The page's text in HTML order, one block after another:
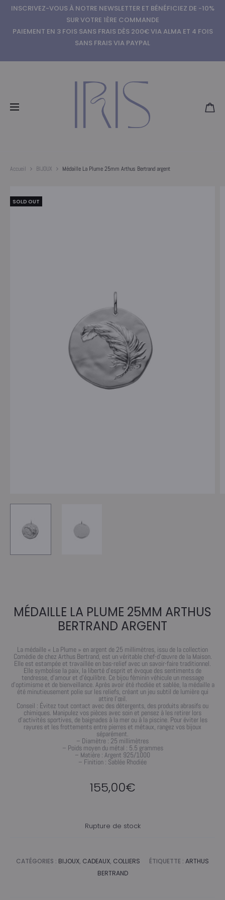
INSCRIVEZ-VOUS À NOTRE NEWSLETTER ET BÉNÉFICIEZ DE -10%
SUR VOTRE 1ÈRE COMMANDE
PAIEMENT EN 3 FOIS SANS FRAIS DÈS 200€ VIA ALMA ET 4 FOIS
SANS FRAIS VIA PAYPAL
Accueil BIJOUX Médaille La Plume 25mm Arthus Bertrand argent
SOLD OUT
MÉDAILLE LA PLUME 25MM ARTHUS
BERTRAND ARGENT
La médaille « La Plume » en argent de 25 millimètres, issu de la collection
Comédie de chez Arthus Bertrand, est un véritable chef-d’œuvre de la Maison.
Elle est estampée et travaillée en bas-relief avec un savoir-faire traditionnel.
Elle symbolise la paix, la liberté d’esprit et évoque des sentiments de
tendresse, d’amour et d’équilibre. Ce bijou féminin véhicule un message
d’optimisme et de bienveillance. Après avoir été rhodiée et sablée, la médaille a
été minutieusement polie sur les reliefs, créant un jeu subtil de lumière qui
attire l’œil.
Conseil : Évitez tout contact avec des détergents, des produits abrasifs ou
chimiques. Manipulez vos pièces avec soin et pensez à les retirer lors
d’activités sportives, de baignades à la mer ou à la piscine. Pour éviter les
rayures et les frottements entre pierres et métaux, rangez vos bijoux
séparément.
– Diamètre : 25 millimètres
– Poids moyen du métal : 5.5 grammes
– Matière : Argent 925/1000
– Finition : Sablée Rhodiée
155,00€
Rupture de stock
CATÉGORIES : BIJOUX, CADEAUX, COLLIERS ÉTIQUETTE : ARTHUS
BERTRAND